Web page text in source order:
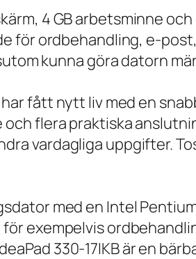
4 GB arbetsminne
för ordbehandling, e-
kunna göra datorn
fått nytt liv med en
och flera praktiska
vardagliga uppgifter.
med en Intel
för exempelvis
330-17IKB är en